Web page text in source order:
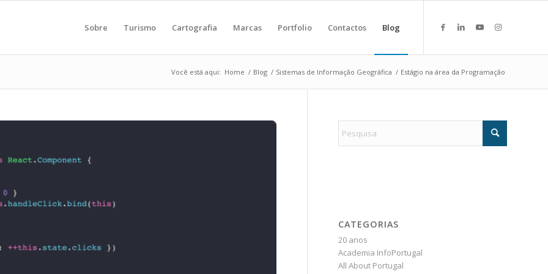
Sobre Turismo Cartografia Marcas Portfolio Contactos Blog
Você está aqui: Home / Blog / Sistemas de Informação Geográfica / Estágio na área da Programação
CATEGORIAS
20 anos
Academia InfoPortugal
All About Portugal